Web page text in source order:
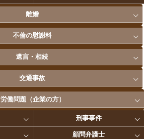
離婚
不倫の慰謝料
遺言・相続
交通事故
労働問題（企業の方）
刑事事件
顧問弁護士